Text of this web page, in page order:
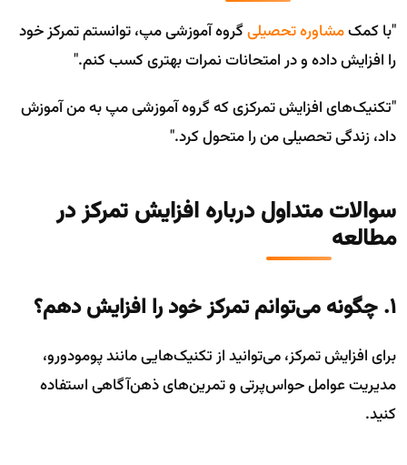
"با کمکمشاوره تحصیلیگروه آموزشی مپ، توانستم تمرکز خود
را افزایش داده و در امتحانات نمرات بهتری کسب کنم."
"تکنیک‌های افزایش تمرکزی که گروه آموزشی مپ به من آموزش
داد، زندگی تحصیلی من را متحول کرد."
سوالات متداول درباره افزایش تمرکز در
مطالعه
۱. چگونه می‌توانم تمرکز خود را افزایش دهم؟
برای افزایش تمرکز، می‌توانید از تکنیک‌هایی مانند پومودورو،
مدیریت عوامل حواس‌پرتی و تمرین‌های ذهن‌آگاهی استفاده
کنید.